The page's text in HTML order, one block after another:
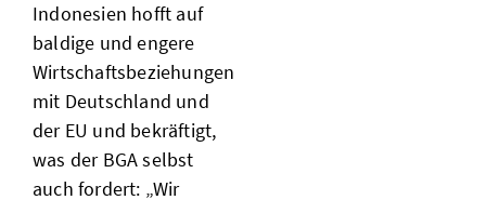
Indonesien hofft auf
baldige und engere
Wirtschaftsbeziehungen
mit Deutschland und
der EU und bekräftigt,
was der BGA selbst
auch fordert: „Wir